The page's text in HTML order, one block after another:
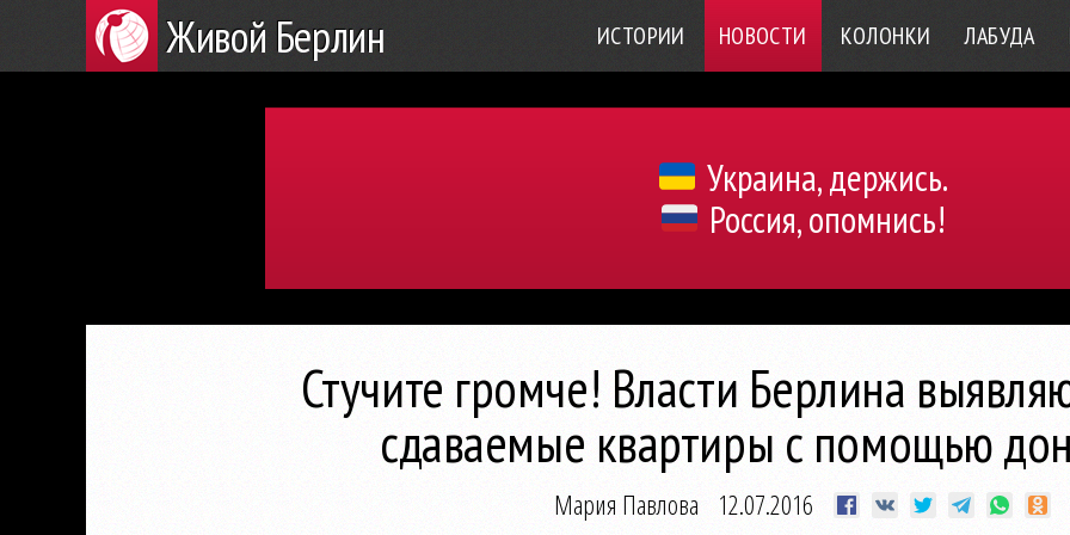
Живой Берлин ИСТОРИИ НОВОСТИ КОЛОНКИ ЛАБУДА
Украина, держись.
Россия, опомнись!
Стучите громче! Власти Берлина
сдаваемые квартиры с помощью
Мария Павлова 12.07.2016